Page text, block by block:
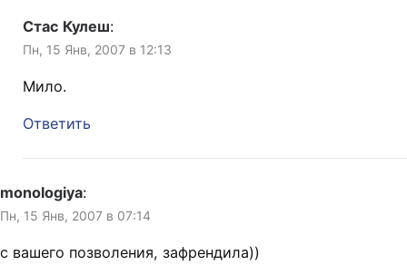
Стас Кулеш:
Пн, 15 Янв, 2007 в 12:13
Мило.
Ответить
monologiya:
Пн, 15 Янв, 2007 в 07:14
с вашего позволения, зафрендила))